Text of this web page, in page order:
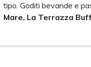
tipo. Goditi bevande e
Mare, La Terrazza